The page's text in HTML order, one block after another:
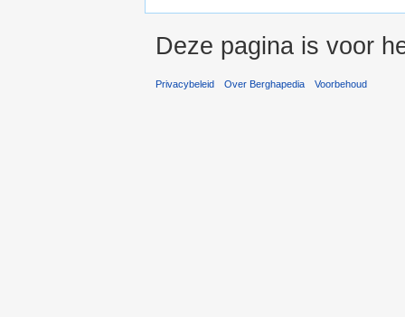
Deze pagina is voor
Privacybeleid Over Berghapedia Voorbehoud